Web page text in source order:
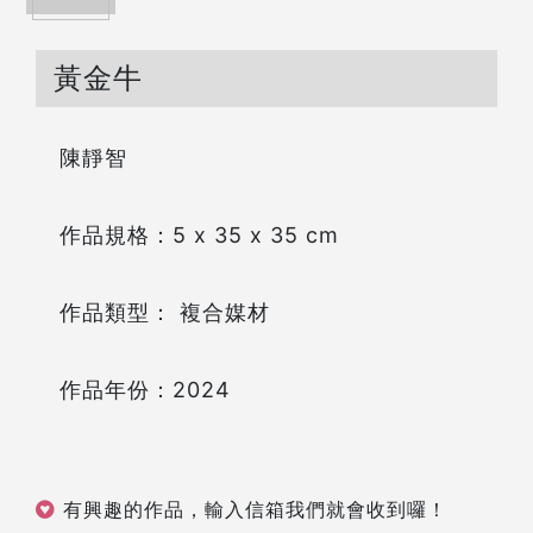
黃金牛
陳靜智
作品規格：5 x 35 x 35 cm
作品類型： 複合媒材
作品年份：2024
有興趣的作品，輸入信箱我們就會收到囉！